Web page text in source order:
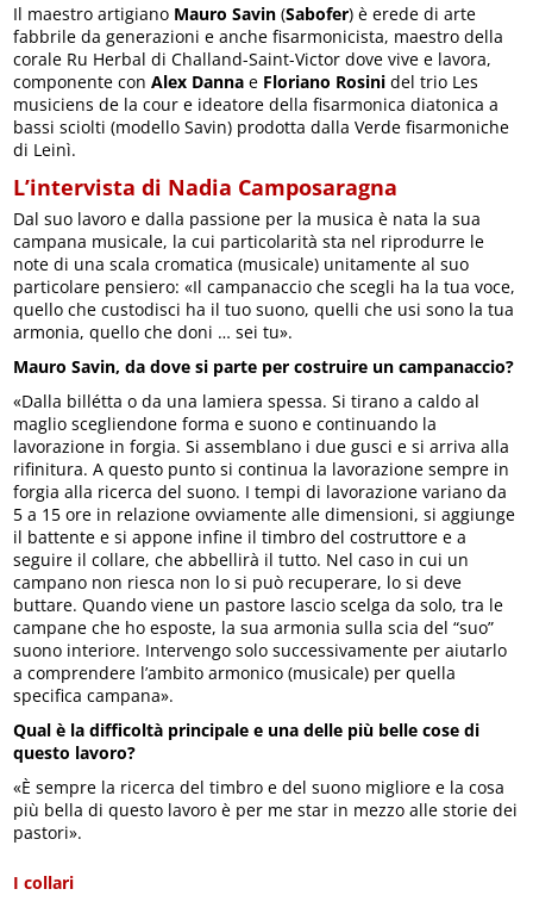
Il maestro artigiano Mauro Savin (Sabofer) è erede di arte
fabbrile da generazioni e anche fisarmonicista, maestro della
corale Ru Herbal di Challand-Saint-Victor dove vive e lavora,
componente con Alex Danna e Floriano Rosini del trio Les
musiciens de la cour e ideatore della fisarmonica diatonica a
bassi sciolti (modello Savin) prodotta dalla Verde fisarmoniche
di Leinì.
L’intervista di Nadia Camposaragna
Dal suo lavoro e dalla passione per la musica è nata la sua
campana musicale, la cui particolarità sta nel riprodurre le
note di una scala cromatica (musicale) unitamente al suo
particolare pensiero: «Il campanaccio che scegli ha la tua voce,
quello che custodisci ha il tuo suono, quelli che usi sono la tua
armonia, quello che doni … sei tu».
Mauro Savin, da dove si parte per costruire un campanaccio?
«Dalla billétta o da una lamiera spessa. Si tirano a caldo al
maglio scegliendone forma e suono e continuando la
lavorazione in forgia. Si assemblano i due gusci e si arriva alla
rifinitura. A questo punto si continua la lavorazione sempre in
forgia alla ricerca del suono. I tempi di lavorazione variano da
5 a 15 ore in relazione ovviamente alle dimensioni, si aggiunge
il battente e si appone infine il timbro del costruttore e a
seguire il collare, che abbellirà il tutto. Nel caso in cui un
campano non riesca non lo si può recuperare, lo si deve
buttare. Quando viene un pastore lascio scelga da solo, tra le
campane che ho esposte, la sua armonia sulla scia del “suo”
suono interiore. Intervengo solo successivamente per aiutarlo
a comprendere l’ambito armonico (musicale) per quella
specifica campana».
Qual è la difficoltà principale e una delle più belle cose di
questo lavoro?
«È sempre la ricerca del timbro e del suono migliore e la cosa
più bella di questo lavoro è per me star in mezzo alle storie dei
pastori».
I collari